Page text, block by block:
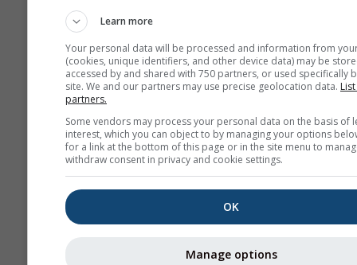
Learn more
Your personal data will be processed and information from
(cookies, unique identifiers, and other device data) may be
accessed by and shared with 750 partners, or used specifically
site. We and our partners may use precise geolocation data.
partners.
Some vendors may process your personal data on the basis of
interest, which you can object to by managing your options
for a link at the bottom of this page or in the site menu to
withdraw consent in privacy and cookie settings.
OK
Manage options